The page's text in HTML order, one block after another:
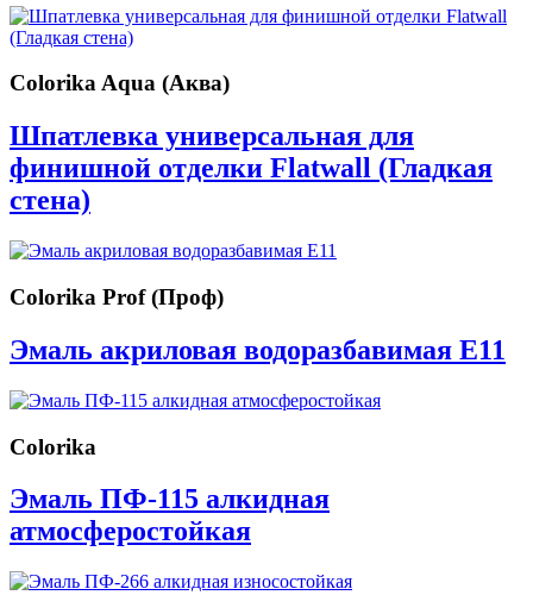
Colorika Aqua (Аква)
Шпатлевка универсальная для
финишной отделки Flatwall (Гладкая
стена)
Colorika Prof (Проф)
Эмаль акриловая водоразбавимая Е11
Colorika
Эмаль ПФ-115 алкидная
атмосферостойкая